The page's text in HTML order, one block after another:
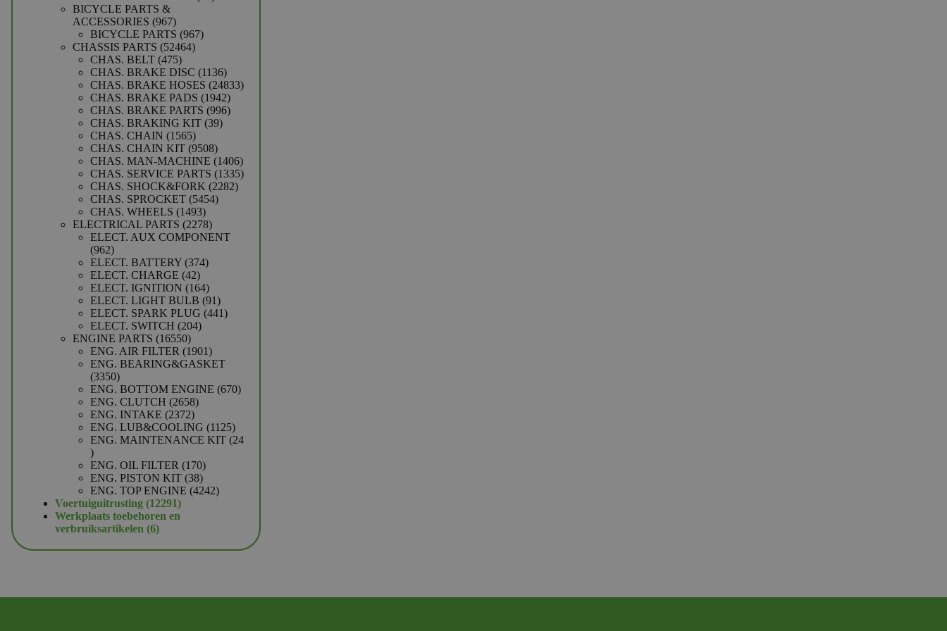
BICYCLE PARTS &
ACCESSORIES 967967
producten
BICYCLE PARTS 967967
CHASSIS PARTS 5246452464
CHAS. BELT 475475
producten
CHAS. BRAKE DISC 11361136
producten
CHAS. BRAKE HOSES 2483324833
CHAS. BRAKE PADS 19421942
producten
CHAS. BRAKE PARTS 996996
CHAS. BRAKING KIT 3939
CHAS. CHAIN 15651565
producten
CHAS. CHAIN KIT 95089508
producten
CHAS. MAN-MACHINE 14061406
producten
CHAS. SERVICE PARTS 13351335
CHAS. SHOCK&FORK 22822282
CHAS. SPROCKET 54545454
CHAS. WHEELS 14931493
producten
ELECTRICAL PARTS 22782278
producten
ELECT. AUX COMPONENT
962962
producten
ELECT. BATTERY 374374
ELECT. CHARGE 4242
producten
ELECT. IGNITION 164164
producten
ELECT. LIGHT BULB 9191
producten
ELECT. SPARK PLUG 441441
ELECT. SWITCH 204204
ENGINE PARTS 1655016550
producten
ENG. AIR FILTER 19011901
producten
ENG. BEARING&GASKET
33503350
producten
ENG. BOTTOM ENGINE 670670
ENG. CLUTCH 26582658
ENG. INTAKE 23722372
producten
ENG. LUB&COOLING 11251125
producten
ENG. MAINTENANCE KIT 24
24
producten
ENG. OIL FILTER 170170
producten
ENG. PISTON KIT 3838
producten
ENG. TOP ENGINE 42424242
Voertuiguitrusting 1229112291
producten
Werkplaats toebehoren en
verbruiksartikelen 66